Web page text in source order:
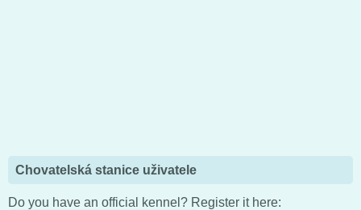
Chovatelská stanice uživatele
Do you have an official kennel? Register it here: